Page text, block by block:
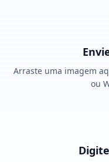
Arraste uma imagem
ou